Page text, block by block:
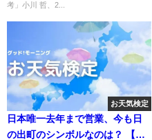
考」小川 哲、2...
お天気検定
日本唯一去年まで営業、今も日
の出町のシンボルなのは？ 【お